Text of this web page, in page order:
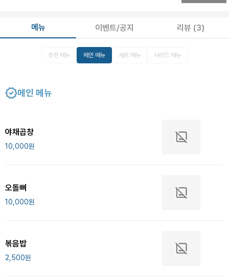
메뉴 이벤트/공지 리뷰 (3)
추천 메뉴 메인 메뉴 세트 메뉴 사이드 메뉴
메인 메뉴
야채곱창
10,000원
오돌뼈
10,000원
볶음밥
2,500원